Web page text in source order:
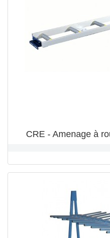
CRE - Amenage à